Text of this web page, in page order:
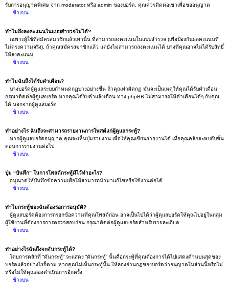
รับการอนุญาตพิเศษ จาก moderator หรือ admin ของบอร์ด. คุณควรติดต่อเขาเพื่อขออนุญาต
ข้างบน
ทำไมถึงลงคะแนนในแบบสำรวจไม่ได้?
เฉพาะผู้ใช้ที่สมัครสมาชิกแล้วเท่านั้น ที่สามารถลงคะแนนในแบบสำรวจ (เพื่อป้องกันผลคะแนนที่
ไม่ตรงความจริง). ถ้าคุณสมัครสมาชิกแล้ว แต่ยังไม่สามารถลงคะแนนได้ บางทีคุณอาจไม่ได้รับสิทธิ์
ให้ลงคะแนน.
ข้างบน
ทำไมฉันถึงได้รับคำเตือน?
บางบอร์ดผู้ดูแลระบบกำหนดกฏบางอย่างขึ้น ถ้าคุณทำผิดกฏ มันจะเป็นเหตุให้คุณได้รับคำเตือน
กรุณาติดต่อผู้ดูแลบอร์ด หากคุณได้รับคำแจ้งเตือน ทาง phpBB ไม่สามารถให้คำเตือนได้ๆ กับคุณ
ได้ นอกจากผู้ดูแลบอร์ด
ข้างบน
ทำอย่างไร ฉันถึงจะสามารถรายงานการโพสต์แก่ผู้ดูแลกระทู้?
หากผู้ดูแลบอร์ดอนุญาต คุณจะเห็นปุ่มรายงาน เพื่อให้คุณเขียนรายงานได้ เมื่อคุณคลิกจะพบกับขั้น
ตอนการรายงานต่อไป
ข้างบน
ปุ่ม “บันทึก” ในการโพสต์กระทู้มีไว้ทำอะไร?
อนุณาตให้บันทึกข้อความเพื่อให้สามารถนำมาแก้ไขหรือใช้งานต่อได้
ข้างบน
ทำไมกระทู้ของฉันต้องรอการอนุมัติ?
ผู้ดูแลบอร์ดต้องการกรอกข้อความที่คุณโพสต์ก่อน อาจเป็นไปได้ว่าผู้ดุแลบอร์ดให้คุณไปอยู่ในกลุ่ม
ผู้ใช้งานที่ต้องการการตรวจสอบก่อน กรุณาติดต่อผู้ดูแลบอร์ดสำหรับรายละเอียด
ข้างบน
ทำอย่างไรฉันถึงจะดันกระทู้ได้?
โดยการคลิกที่ “ดันกระทู้” จะแสดง “ดันกระทู้” นั้นคือกระทู้ที่คุณต้องการได้ไปแสดงด้านบนสุดของ
บอร์ดแล้วอย่างไรก็ตาม หากคุณไม่เห็นกระทู้นั้น ให้ลองอ่านกฏของบอร์ดว่าอนุญาตในส่วนนี้หรือไม่
หรือไม่ให้คุณลองดำเนินการอีกครั้ง
ข้างบน